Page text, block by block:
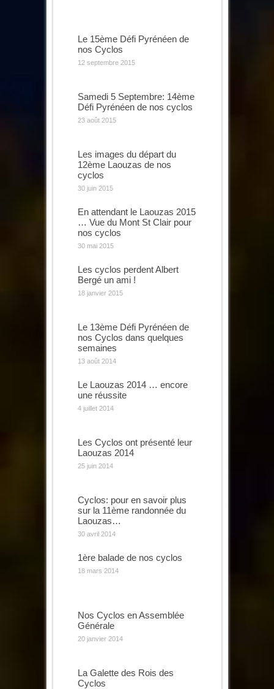
Le 15ème Défi Pyrénéen de
nos Cyclos
12 septembre 2015
Samedi 5 Septembre: 14ème
Défi Pyrénéen de nos cyclos
23 août 2015
Les images du départ du
12ème Laouzas de nos
cyclos
30 juin 2015
En attendant le Laouzas 2015
… Vue du Mont St Clair pour
nos cyclos
30 mai 2015
Les cyclos perdent Albert
Bergé un ami !
18 janvier 2015
Le 13ème Défi Pyrénéen de
nos Cyclos dans quelques
semaines
13 août 2014
Le Laouzas 2014 … encore
une réussite
4 juillet 2014
Les Cyclos ont présenté leur
Laouzas 2014
25 juin 2014
Cyclos: pour en savoir plus
sur la 11ème randonnée du
Laouzas…
30 avril 2014
1ère balade de nos cyclos
18 mars 2014
Nos Cyclos en Assemblée
Générale
20 janvier 2014
La Galette des Rois des
Cyclos